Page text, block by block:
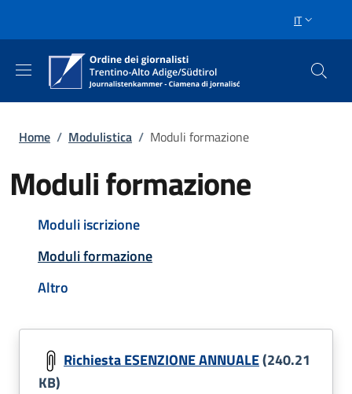
IT
Briciole di pane
Home / Modulistica / Moduli formazione
Moduli formazione
Navigazione principale
Moduli iscrizione
Moduli formazione
Altro
Richiesta ESENZIONE ANNUALE(240.21
KB)